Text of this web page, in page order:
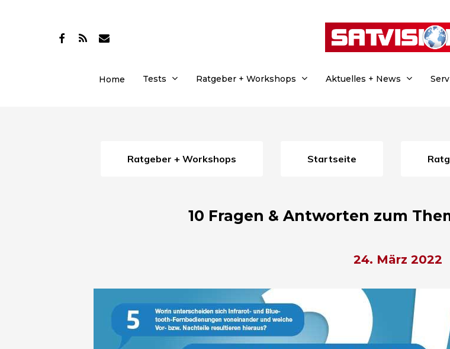
facebook
RSS email
Home Tests Ratgeber + Workshops Aktuelles + News
Ratgeber + Workshops Startseite
10 Fragen & Antworten zum
24. März 2022